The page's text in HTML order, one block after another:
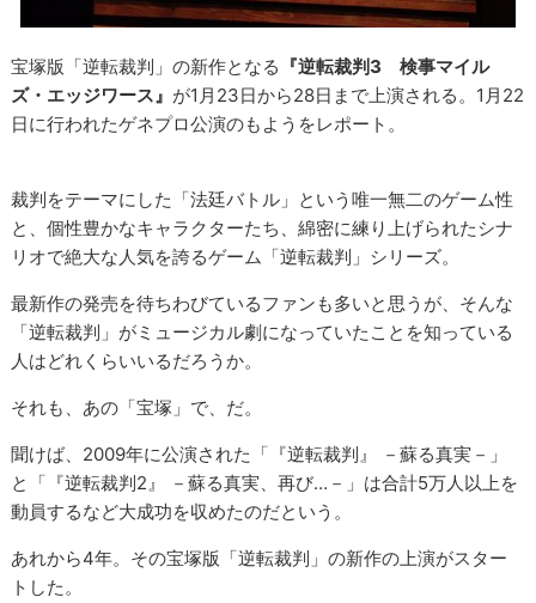
宝塚版「逆転裁判」の新作となる 『逆転裁判3 検事マイル
ズ・エッジワース』 が1月23日から28日まで上演される。1月22
日に行われたゲネプロ公演のもようをレポート。
裁判をテーマにした「法廷バトル」という唯一無二のゲーム性
と、個性豊かなキャラクターたち、綿密に練り上げられたシナ
リオで絶大な人気を誇るゲーム「逆転裁判」シリーズ。
最新作の発売を待ちわびているファンも多いと思うが、そんな
「逆転裁判」がミュージカル劇になっていたことを知っている
人はどれくらいいるだろうか。
それも、あの「宝塚」で、だ。
聞けば、2009年に公演された「『逆転裁判』 －蘇る真実－」
と「『逆転裁判2』 －蘇る真実、再び…－」は合計5万人以上を
動員するなど大成功を収めたのだという。
あれから4年。その宝塚版「逆転裁判」の新作の上演がスター
トした。